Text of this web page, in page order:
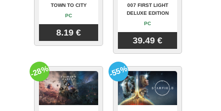
TOWN TO CITY
PC
8.19 €
007 FIRST LIGHT
DELUXE EDITION
PC
39.49 €
-28% -55%